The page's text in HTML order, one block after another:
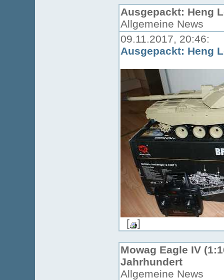
Ausgepackt: Heng
Allgemeine News
09.11.2017, 20:46:
Ausgepackt: Heng
[ ]
Mowag Eagle IV
Jahrhundert
Allgemeine News